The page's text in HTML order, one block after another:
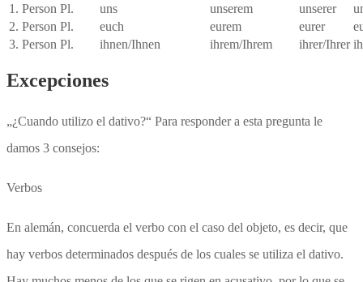
1. Person Pl.
uns unserem unserer
2. Person Pl.
euch eurem eurer
3. Person Pl.
ihnen/Ihnen ihrem/Ihrem ihrer/Ihrer
Excepciones
„¿Cuando utilizo el dativo?“ Para responder a esta pregunta le
damos 3 consejos:
Verbos
En alemán, concuerda el verbo con el caso del objeto, es decir, que
hay verbos determinados después de los cuales se utiliza el dativo.